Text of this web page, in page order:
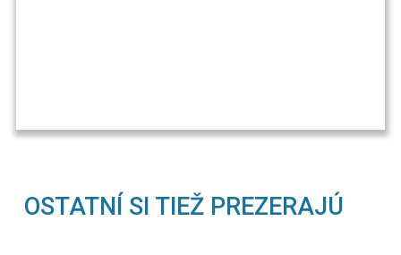
OSTATNÍ SI TIEŽ PREZERAJÚ